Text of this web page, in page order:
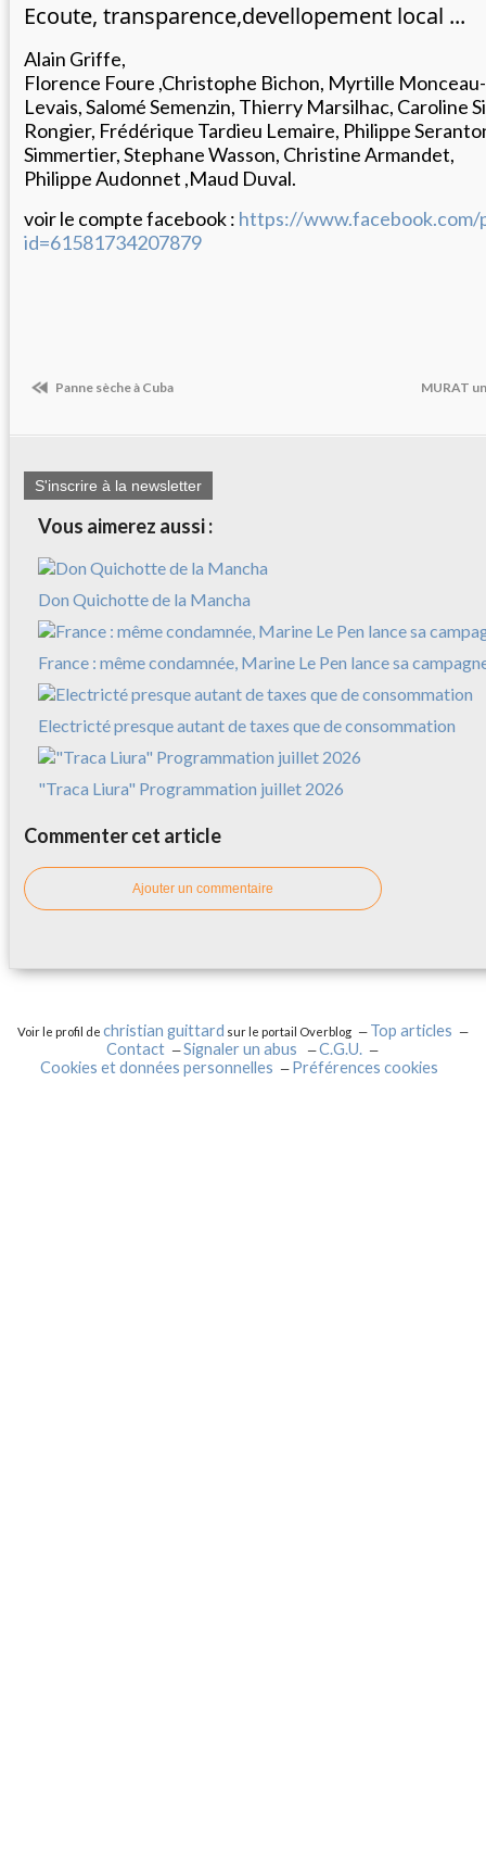
Ecoute, transparence,devellopement local ...
Alain Griffe,
Florence Foure ,Christophe Bichon, Myrtille
Levais, Salomé Semenzin, Thierry Marsilhac, Caroline
Rongier, Frédérique Tardieu Lemaire, Philippe
Simmertier, Stephane Wasson, Christine Armandet,
Philippe Audonnet ,Maud Duval.
voir le compte facebook : https://www.facebook.com/
id=61581734207879
Panne sèche à Cuba MURAT
S'inscrire à la newsletter
Vous aimerez aussi :
Don Quichotte de la Mancha
France : même condamnée, Marine Le Pen lance sa
Electricté presque autant de taxes que de consommation
"Traca Liura" Programmation juillet 2026
Commenter cet article
Ajouter un commentaire
Voir le profil de christian guittard sur le portail Overblog
Top articles
Contact
Signaler un abus
C.G.U.
Cookies et données personnelles
Préférences cookies